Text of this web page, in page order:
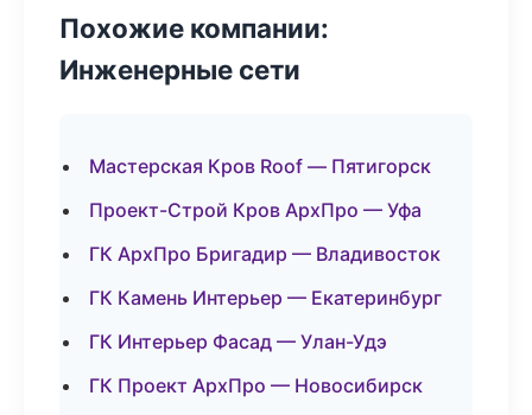
Похожие компании:
Инженерные сети
Мастерская Кров Roof — Пятигорск
Проект-Строй Кров АрхПро — Уфа
ГК АрхПро Бригадир — Владивосток
ГК Камень Интерьер — Екатеринбург
ГК Интерьер Фасад — Улан-Удэ
ГК Проект АрхПро — Новосибирск